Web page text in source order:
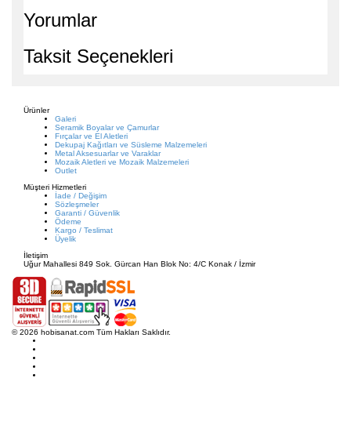
Yorumlar
Taksit Seçenekleri
Ürünler
Galeri
Seramik Boyalar ve Çamurlar
Fırçalar ve El Aletleri
Dekupaj Kağıtları ve Süsleme Malzemeleri
Metal Aksesuarlar ve Varaklar
Mozaik Aletleri ve Mozaik Malzemeleri
Outlet
Müşteri Hizmetleri
İade / Değişim
Sözleşmeler
Garanti / Güvenlik
Ödeme
Kargo / Teslimat
Üyelik
İletişim
Uğur Mahallesi 849 Sok. Gürcan Han Blok No: 4/C Konak / İzmir
© 2026 hobisanat.com Tüm Hakları Saklıdır.